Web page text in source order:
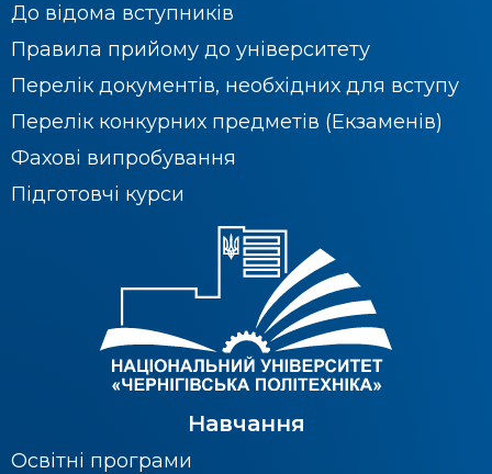
До відома вступників
Правила прийому до університету
Перелік документів, необхідних для вступу
Перелік конкурних предметів (Екзаменів)
Фахові випробування
Підготовчі курси
Навчання
Освітні програми